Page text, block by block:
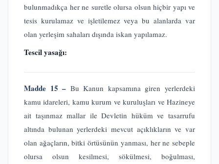
bulunmadıkça her ne suretle olursa olsun hiçbir yapı ve
tesis kurulamaz ve işletilemez veya bu alanlarda var
olan yerleşim sahaları dışında iskan yapılamaz.
Tescil yasağı:
Madde 15 – Bu Kanun kapsamına giren yerlerdeki
kamu idareleri, kamu kurum ve kuruluşları ve Hazineye
ait taşınmaz mallar ile Devletin hüküm ve tasarrufu
altında bulunan yerlerdeki mevcut açıklıkların ve var
olan ağaçların, bitki örtüsünün yanması, her ne sebeple
olursa olsun kesilmesi, sökülmesi, boğulması,